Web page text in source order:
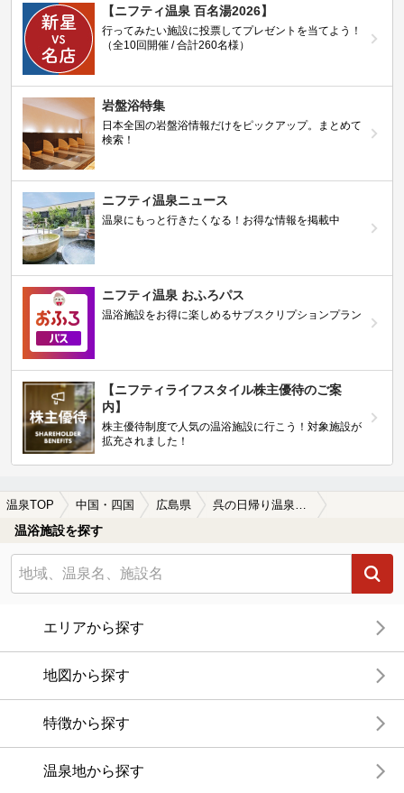
【ニフティ温泉 百名湯2026】
行ってみたい施設に投票してプレゼントを当てよう！
（全10回開催 / 合計260名様）
岩盤浴特集
日本全国の岩盤浴情報だけをピックアップ。まとめて
検索！
ニフティ温泉ニュース
温泉にもっと行きたくなる！お得な情報を掲載中
ニフティ温泉 おふろパス
温浴施設をお得に楽しめるサブスクリプションプラン
【ニフティライフスタイル株主優待のご案
内】
株主優待制度で人気の温浴施設に行こう！対象施設が
拡充されました！
温泉TOP 中国・四国 広島県 呉の日帰り温泉、スーパー銭湯おすすめ
温浴施設を探す
エリアから探す
地図から探す
特徴から探す
温泉地から探す